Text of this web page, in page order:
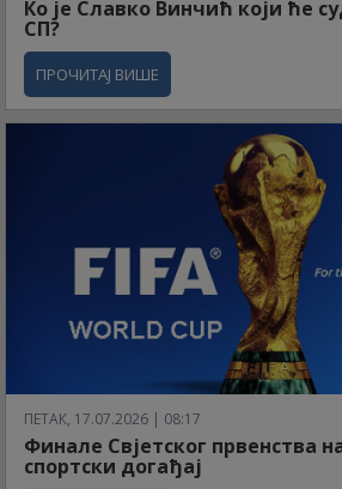
Ко је Славко Винчић који ће
СП?
ПРОЧИТАЈ ВИШЕ
ПЕТАК, 17.07.2026 | 08:17
Финале Свјетског првенства
спортски догађај